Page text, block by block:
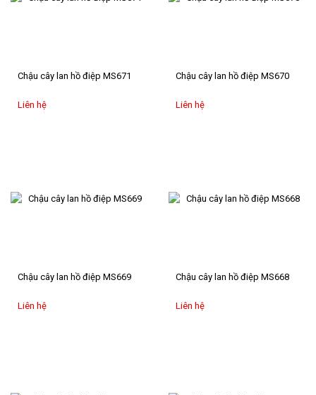
Chậu cây lan hồ điệp MS671
Liên hệ
Chậu cây lan hồ điệp MS670
Liên hệ
Chậu cây lan hồ điệp MS669
Liên hệ
Chậu cây lan hồ điệp MS668
Liên hệ